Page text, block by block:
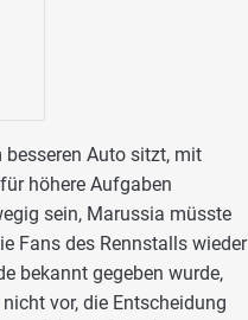
Auto sitzt, mit
höhere Aufgaben
sein, Marussia müsste
Fans des Rennstalls wieder
bekannt gegeben wurde,
vor, die Entscheidung